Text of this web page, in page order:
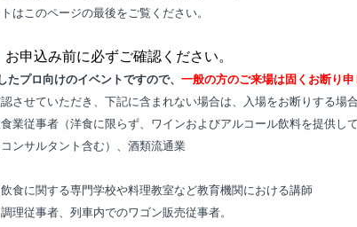
このページの最後をご覧ください。
お申込み前に必ずご確認ください。
たプロ向けのイベントですので、 一般の方のご来場は固くお断り申
させていただき、下記に含まれない場合は、入場をお断りする場
食業従事者（洋食に限らず、ワインおよびアルコール飲料を提供し
コンサルタント含む）、酒類流通業
飲食に関する専門学校や料理教室など教育機関における講師
理従事者、列車内でのワゴン販売従事者。